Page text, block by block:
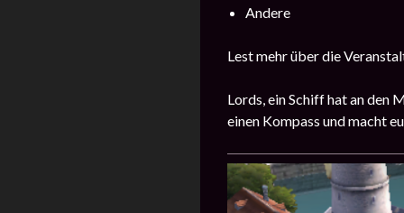
Andere
Lest mehr über die
Lords, ein Schiff hat an den
einen Kompass und macht